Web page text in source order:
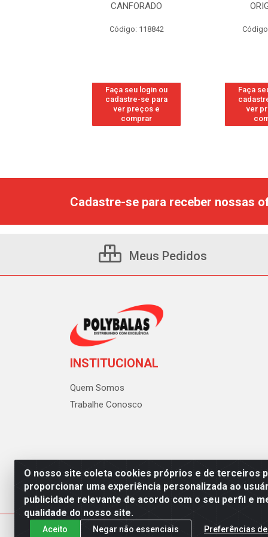
ORIGINAL
Código: 118877
Faça seu login ou
cadastre-se para
ver preços e
comprar
Faça
ver
O nosso site coleta cookies próprios e de terceiros
proporcionar uma experiência personalizada ao
publicidade relevante de acordo com o seu perfil e
qualidade do nosso site.
Aceito Negar não essenciais Preferências
Cadastre-se para receber nossas
Meus Pedidos
INSTITUCIONAL
Quem Somos
Trabalhe Conosco
Polybalas - Rua João Miguel